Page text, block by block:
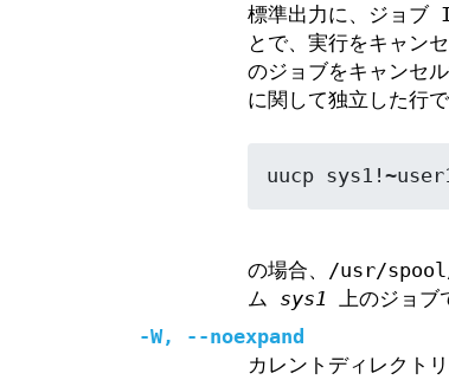
標準出力に、ジョブ
とで、実行をキャン
のジョブをキャンセ
に関して独立した行
uucp
の場合、/usr/spool/
ム sys1 上のジョブ
-W, --noexpand
カレントディレクト